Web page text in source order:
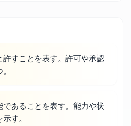
許すことを表す。許可や承認
であることを表す。能力や状
す。